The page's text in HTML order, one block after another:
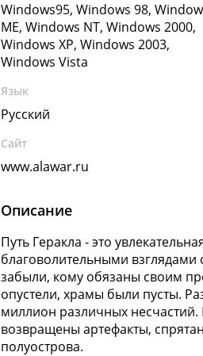
Windows95, Windows 98,
ME, Windows NT, Windows 2000,
Windows XP, Windows 2003,
Windows Vista
Язык
Русский
Сайт
www.alawar.ru
Описание
Путь Геракла - это
благоволительными
забыли, кому обязаны своим
опустели, храмы были пусты.
миллион различных несчастий.
возвращены артефакты,
полуострова.